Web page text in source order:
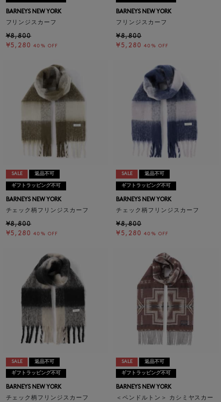
BARNEYS NEW YORK
フリンジスカーフ
¥8,800
¥5,280 40% OFF
BARNEYS NEW YORK
フリンジスカーフ
¥8,800
¥5,280 40% OFF
SALE 返品不可
ギフトラッピング不可
BARNEYS NEW YORK
チェック柄フリンジスカーフ
¥8,800
¥5,280 40% OFF
SALE 返品不可
ギフトラッピング不可
BARNEYS NEW YORK
チェック柄フリンジスカーフ
¥8,800
¥5,280 40% OFF
SALE 返品不可
ギフトラッピング不可
BARNEYS NEW YORK
チェック柄フリンジスカーフ
SALE 返品不可
ギフトラッピング不可
BARNEYS NEW YORK
＜ペンドルトン＞ カシミヤスカー